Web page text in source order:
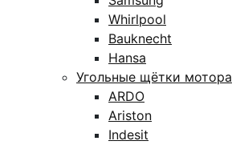
Whirlpool
Bauknecht
Hansa
Угольные щётки мотора
ARDO
Ariston
Indesit